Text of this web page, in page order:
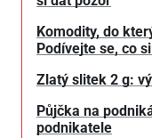
Komodity, do
Podívejte se, co
Zlatý slitek 2 g:
Půjčka na
podnikatele